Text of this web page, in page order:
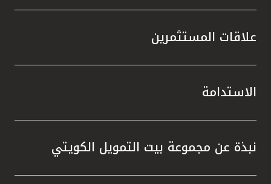
علاقات المستثمرين
الاستدامة
نبذة عن مجموعة بيت التمويل الكويتي